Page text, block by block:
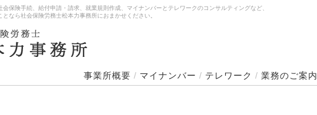
会保険手続、給付申請・請求、就業規則作成、マイナンバーとテレワークのコンサルティングなど、
となら社会保険労務士松本力事務所におまかせください。
事業所概要 / マイナンバー / テレワーク / 業務のご案内